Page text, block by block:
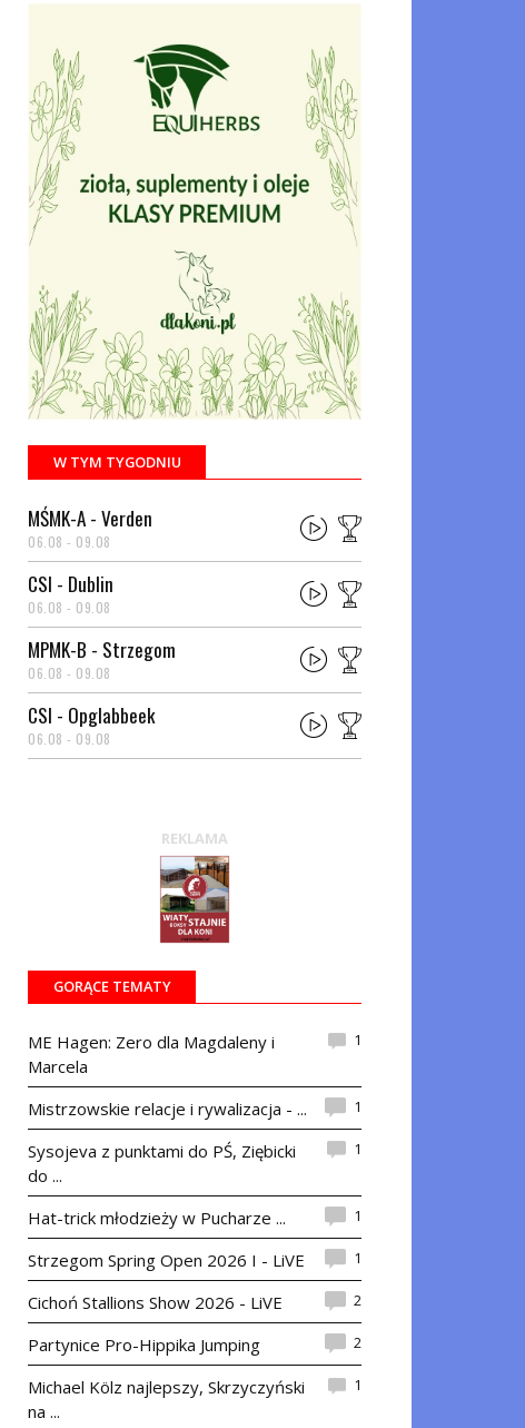
W TYM TYGODNIU
MŚMK-A - Verden
06.08 - 09.08
CSI - Dublin
06.08 - 09.08
MPMK-B - Strzegom
06.08 - 09.08
CSI - Opglabbeek
06.08 - 09.08
REKLAMA
GORĄCE TEMATY
ME Hagen: Zero dla Magdaleny i
Marcela
1
Mistrzowskie relacje i rywalizacja - ... 1
Sysojeva z punktami do PŚ, Ziębicki
do ...
1
Hat-trick młodzieży w Pucharze ... 1
Strzegom Spring Open 2026 I - LiVE 1
Cichoń Stallions Show 2026 - LiVE 2
Partynice Pro-Hippika Jumping 2
Michael Kölz najlepszy, Skrzyczyński
na ...
1